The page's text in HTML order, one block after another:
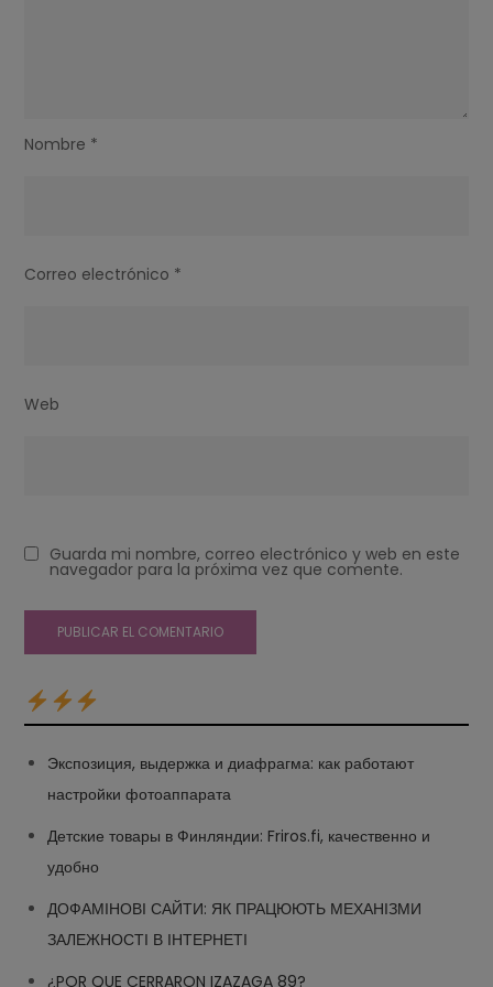
Nombre *
Correo electrónico *
Web
Guarda mi nombre, correo electrónico y web en este
navegador para la próxima vez que comente.
Экспозиция, выдержка и диафрагма: как работают
настройки фотоаппарата
Детские товары в Финляндии: Friros.fi, качественно и
удобно
ДОФАМІНОВІ САЙТИ: ЯК ПРАЦЮЮТЬ МЕХАНІЗМИ
ЗАЛЕЖНОСТІ В ІНТЕРНЕТІ
¿POR QUE CERRARON IZAZAGA 89?